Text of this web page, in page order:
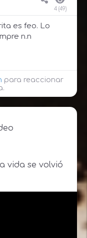
4 (49)
es feo. Lo
n.n
para reaccionar
vida se volvió